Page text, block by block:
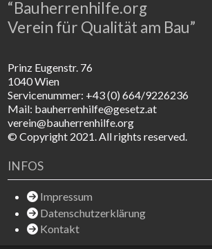
“Bauherrenhilfe.org
Verein für Qualität am Bau”
Prinz Eugenstr. 76
1040 Wien
Servicenummer: +43 (0) 664/9226236
Mail: bauherrenhilfe@gesetz.at
verein@bauherrenhilfe.org
© Copyright 2021. All rights reserved.
INFOS
Impressum
Datenschutzerklärung
Kontakt